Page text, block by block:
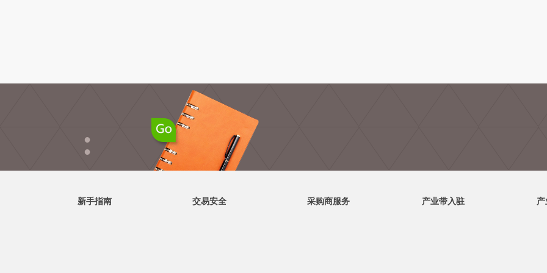
●
●
新手指南 交易安全 采购商服务 产业带入驻